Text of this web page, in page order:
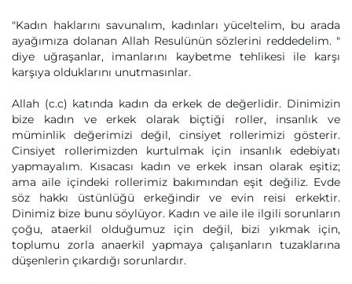
"Kadın haklarını savunalım, kadınları yüceltelim, bu arada
ayağımıza dolanan Allah Resulünün sözlerini reddedelim. "
diye uğraşanlar, imanlarını kaybetme tehlikesi ile karşı
karşıya olduklarını unutmasınlar.
Allah (c.c) katında kadın da erkek de değerlidir. Dinimizin
bize kadın ve erkek olarak biçtiği roller, insanlık ve
müminlik değerimizi değil, cinsiyet rollerimizi gösterir.
Cinsiyet rollerimizden kurtulmak için insanlık edebiyatı
yapmayalım. Kısacası kadın ve erkek insan olarak eşitiz;
ama aile içindeki rollerimiz bakımından eşit değiliz. Evde
söz hakkı üstünlüğü erkeğindir ve evin reisi erkektir.
Dinimiz bize bunu söylüyor. Kadın ve aile ile ilgili sorunların
çoğu, ataerkil olduğumuz için değil, bizi yıkmak için,
toplumu zorla anaerkil yapmaya çalışanların tuzaklarına
düşenlerin çıkardığı sorunlardır.